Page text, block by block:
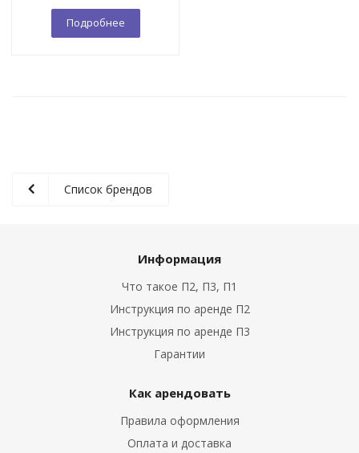
Подробнее
Список брендов
Информация
Что такое П2, П3, П1
Инструкция по аренде П2
Инструкция по аренде П3
Гарантии
Как арендовать
Правила оформления
Оплата и доставка